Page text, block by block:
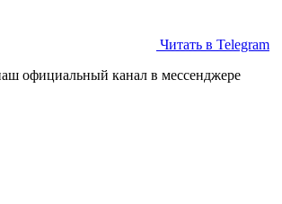
Читать в Telegram
официальный канал в мессенджере